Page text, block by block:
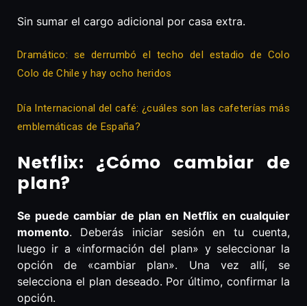
Sin sumar el cargo adicional por casa extra.
Dramático: se derrumbó el techo del estadio de Colo
Colo de Chile y hay ocho heridos
Día Internacional del café: ¿cuáles son las cafeterías más
emblemáticas de España?
Netflix: ¿Cómo cambiar de
plan?
Se puede cambiar de plan en Netflix en cualquier
momento. Deberás iniciar sesión en tu cuenta,
luego ir a «información del plan» y seleccionar la
opción de «cambiar plan». Una vez allí, se
selecciona el plan deseado. Por último, confirmar la
opción.